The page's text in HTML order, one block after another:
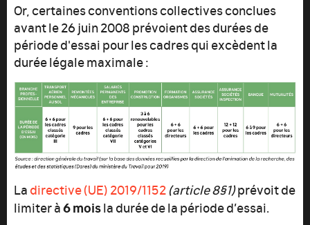
Or, certaines conventions collectives conclues
avant le 26 juin 2008 prévoient des durées de
période d'essai pour les cadres qui excèdent la
durée légale maximale :
Ladirective (UE) 2019/1152(article 8§1)prévoit de
limiter à6 moisla durée de la période d’essai.